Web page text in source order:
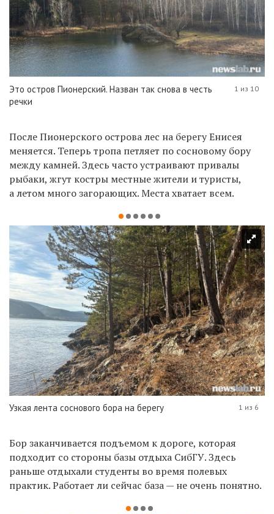
Это остров Пионерский. Назван так снова в честь
речки
1 из 10
После Пионерского острова лес на берегу Енисея
меняется. Теперь тропа петляет по сосновому бору
между камней. Здесь часто устраивают привалы
рыбаки, жгут костры местные жители и туристы,
а летом много загорающих. Места хватает всем.
Узкая лента соснового бора на берегу 1 из 6
Бор заканчивается подъемом к дороге, которая
подходит со стороны базы отдыха СибГУ. Здесь
раньше отдыхали студенты во время полевых
практик. Работает ли сейчас база — не очень понятно.